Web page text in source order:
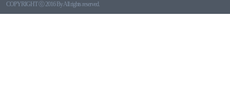
COPYRIGHT ⓒ 2016 By All rights reserved.